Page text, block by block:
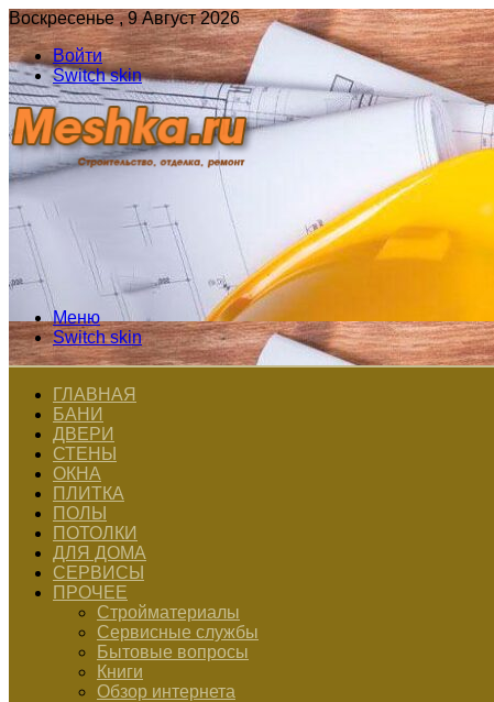
Воскресенье , 9 Август 2026
Войти
Switch skin
Меню
Switch skin
ГЛАВНАЯ
БАНИ
ДВЕРИ
СТЕНЫ
ОКНА
ПЛИТКА
ПОЛЫ
ПОТОЛКИ
ДЛЯ ДОМА
СЕРВИСЫ
ПРОЧЕЕ
Стройматериалы
Сервисные службы
Бытовые вопросы
Книги
Обзор интернета